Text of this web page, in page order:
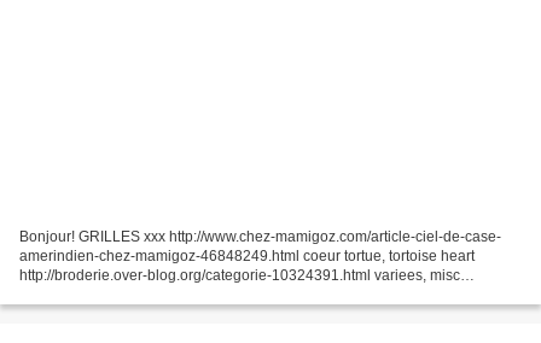
Bonjour! GRILLES xxx http://www.chez-mamigoz.com/article-ciel-de-case-
amerindien-chez-mamigoz-46848249.html coeur tortue, tortoise heart
http://broderie.over-blog.org/categorie-10324391.html variees, misc